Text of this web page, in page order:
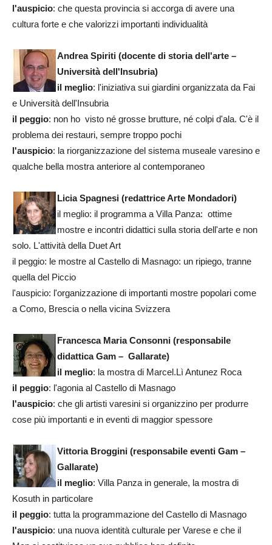
l'auspicio: che questa provincia si accorga di avere una
cultura forte e che valorizzi importanti individualità
Andrea Spiriti (docente di storia dell'arte –
Università dell'Insubria)
il meglio: l'iniziativa sui giardini organizzata da Fai
e Università dell'Insubria
il peggio: non ho visto né grosse brutture, né colpi d'ala. C'è il
problema dei restauri, sempre troppo pochi
l'auspicio: la riorganizzazione del sistema museale varesino e
qualche bella mostra anteriore al contemporaneo
Licia Spagnesi (redattrice Arte Mondadori)
il meglio: il programma a Villa Panza: ottime
mostre e incontri didattici sulla storia dell'arte e non
solo. L'attività della Duet Art
il peggio: le mostre al Castello di Masnago: un ripiego, tranne
quella del Piccio
l'auspicio: l'organizzazione di importanti mostre popolari come
a Como, Brescia o nella vicina Svizzera
Francesca Maria Consonni (responsabile
didattica Gam – Gallarate)
il meglio: la mostra di Marcel.Lì Antunez Roca
il peggio: l'agonia al Castello di Masnago
l'auspicio: che gli artisti varesini si organizzino per produrre
cose più importanti e in eventi di maggior spessore
Vittoria Broggini (responsabile eventi Gam –
Gallarate)
il meglio: Villa Panza in generale, la mostra di
Kosuth in particolare
il peggio: tutta la programmazione del Castello di Masnago
l'auspicio: una nuova identità culturale per Varese e che il